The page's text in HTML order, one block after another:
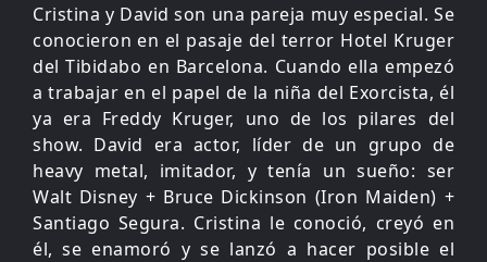
Cristina y David son una pareja muy especial. Se
conocieron en el pasaje del terror Hotel Kruger
del Tibidabo en Barcelona. Cuando ella empezó
a trabajar en el papel de la niña del Exorcista, él
ya era Freddy Kruger, uno de los pilares del
show. David era actor, líder de un grupo de
heavy metal, imitador, y tenía un sueño: ser
Walt Disney + Bruce Dickinson (Iron Maiden) +
Santiago Segura. Cristina le conoció, creyó en
él, se enamoró y se lanzó a hacer posible el